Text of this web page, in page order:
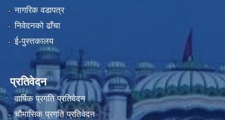
नागरिक वडापत्र
निवेदनको ढाँचा
ई-पुस्तकालय
प्रतिवेदन
वार्षिक प्रगति प्रतिवेदन
चौमासिक प्रगति प्रतिवेदन